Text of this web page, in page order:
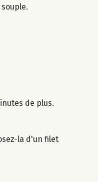
de plus.
la d'un filet